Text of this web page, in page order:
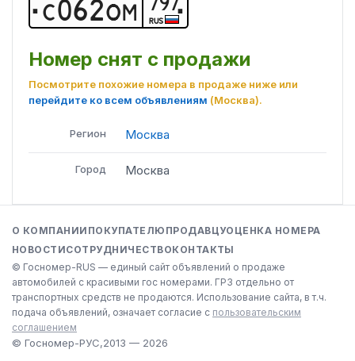
С062ОМ 797
RUS
Номер снят с продажи
Посмотрите похожие номера в продаже ниже или
перейдите ко всем объявлениям (Москва).
Регион Москва
Город Москва
© Госномер-RUS — единый сайт объявлений о продаже
автомобилей с красивыми гос номерами. ГРЗ отдельно от
транспортных средств не продаются. Использование сайта, в т.ч.
подача объявлений, означает согласие с пользовательским
соглашением
О КОМПАНИИ ПОКУПАТЕЛЮ ПРОДАВЦУОЦЕНКА НОМЕРА
НОВОСТИСОТРУДНИЧЕСТВОКОНТАКТЫ
© Госномер-РУС,2013 — 2026